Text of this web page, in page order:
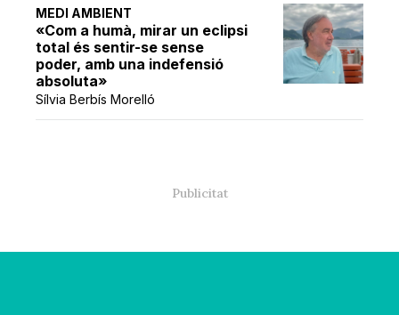
MEDI AMBIENT
«Com a humà, mirar un eclipsi
total és sentir-se sense
poder, amb una indefensió
absoluta»
Sílvia Berbís Morelló